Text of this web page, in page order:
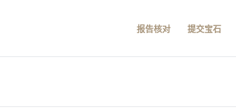
报告核对 提交宝石